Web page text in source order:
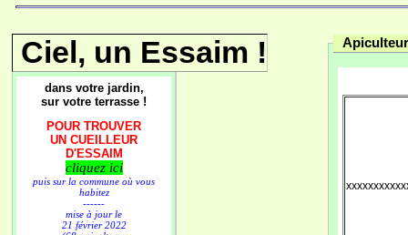
Ciel, un Essaim !
dans votre jardin,
sur votre terrasse !
POUR TROUVER
UN CUEILLEUR
D'ESSAIM
cliquez ici
puis sur la commune où vous
habitez
------
mise à jour le
21 février 2022